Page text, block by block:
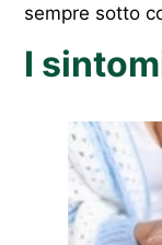
sempre sotto
I